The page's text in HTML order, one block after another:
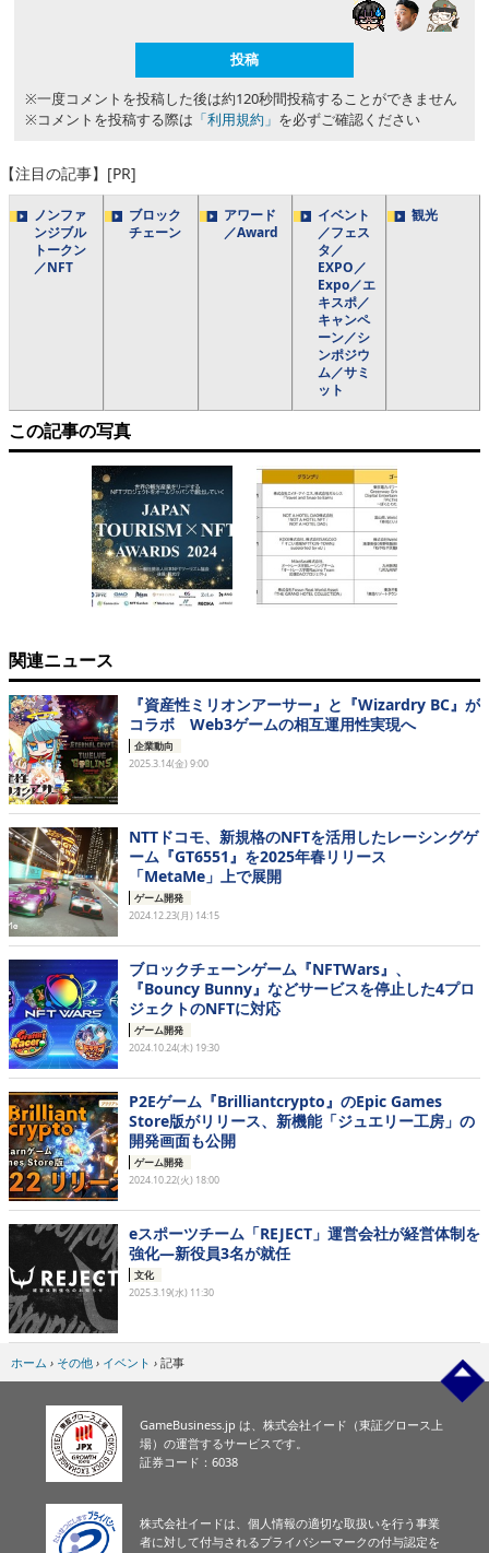
※一度コメントを投稿した後は約120秒間投稿することができません
※コメントを投稿する際は 「利用規約」 を必ずご確認ください
【注目の記事】[PR]
ノンファ
ンジブル
トークン
／NFT
ブロック
チェーン
アワード
／Award
イベント
／フェス
タ／
EXPO／
Expo／エ
キスポ／
キャンペ
ーン／シ
ンポジウ
ム／サミ
ット
観光
この記事の写真
関連ニュース
『資産性ミリオンアーサー』と『Wizardry BC』が
コラボ Web3ゲームの相互運用性実現へ
企業動向
2025.3.14(金) 9:00
NTTドコモ、新規格のNFTを活用したレーシングゲ
ーム『GT6551』を2025年春リリース
「MetaMe」上で展開
ゲーム開発
2024.12.23(月) 14:15
ブロックチェーンゲーム『NFTWars』、
『Bouncy Bunny』などサービスを停止した4プロ
ジェクトのNFTに対応
ゲーム開発
2024.10.24(木) 19:30
P2Eゲーム『Brilliantcrypto』のEpic Games
Store版がリリース、新機能「ジュエリー工房」の
開発画面も公開
ゲーム開発
2024.10.22(火) 18:00
eスポーツチーム「REJECT」運営会社が経営体制を
強化―新役員3名が就任
文化
2025.3.19(水) 11:30
ホーム › その他 › イベント › 記事
GameBusiness.jp は、株式会社イード（東証グロース上
場）の運営するサービスです。
証券コード：6038
株式会社イードは、個人情報の適切な取扱いを行う事業
者に対して付与されるプライバシーマークの付与認定を